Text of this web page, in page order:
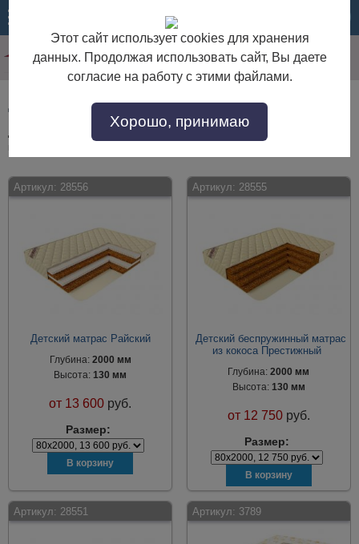
Детские матрасы жесткие
Детские матрасы жесткие по выгодной цене. Покупайте в интернет-
Артикул: 28556
Детский матрас Райский
Глубина: 2000 мм
Высота:130 мм
от 13 600 руб.
Размер:
Артикул: 28555
Детский беспружинный матрас
из кокоса Престижный
Глубина:2000 мм
Высота: 130 мм
от12 750 руб.
Размер:
Артикул: 28551 Артикул: 3789
Этот сайт использует cookies для хранения
данных. Продолжая использовать сайт, Вы даете
согласие на работу с этими файлами.
Хорошо, принимаю